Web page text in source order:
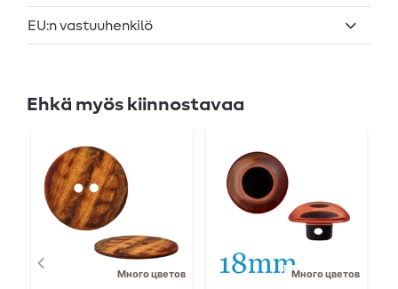
EU:n vastuuhenkilö
Ehkä myös kiinnostavaa
Много цветов Много цветов